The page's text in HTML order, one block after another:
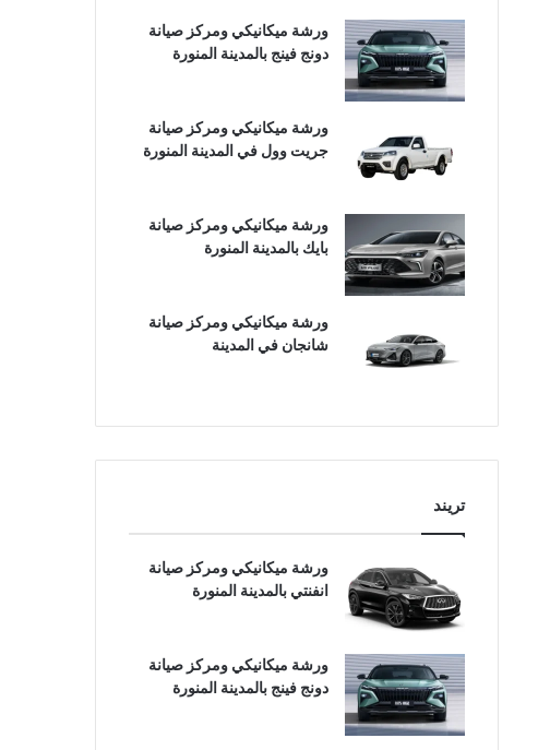
ورشة ميكانيكي ومركز صيانة
دونج فينج بالمدينة المنورة
ورشة ميكانيكي ومركز صيانة
جريت وول في المدينة المنورة
ورشة ميكانيكي ومركز صيانة
بايك بالمدينة المنورة
ورشة ميكانيكي ومركز صيانة
شانجان في المدينة
تريند
ورشة ميكانيكي ومركز صيانة
انفنتي بالمدينة المنورة
ورشة ميكانيكي ومركز صيانة
دونج فينج بالمدينة المنورة